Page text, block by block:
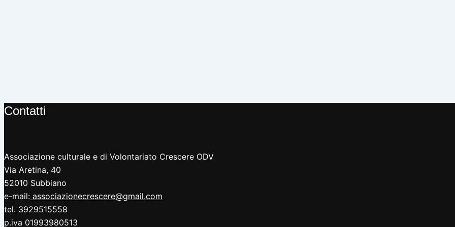
Contatti
Associazione culturale e di Volontariato Crescere ODV
Via Aretina, 40
52010 Subbiano
e-mail: associazionecrescere@gmail.com
tel. 3929515558
p.iva 01993980513